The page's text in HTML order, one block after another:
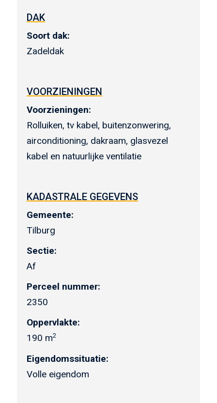
DAK
Soort dak:
Zadeldak
VOORZIENINGEN
Voorzieningen:
Rolluiken, tv kabel, buitenzonwering,
airconditioning, dakraam, glasvezel
kabel en natuurlijke ventilatie
KADASTRALE GEGEVENS
Gemeente:
Tilburg
Sectie:
Af
Perceel nummer:
2350
Oppervlakte:
190 m2
Eigendomssituatie:
Volle eigendom